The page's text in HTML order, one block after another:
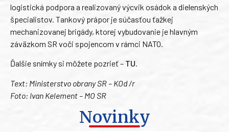
logistická podpora a realizovaný výcvik osádok a dielenských
špecialistov. Tankový prápor je súčasťou ťažkej
mechanizovanej brigády, ktorej vybudovanie je hlavným
záväzkom SR voči spojencom v rámci NATO.
Ďalšie snímky si môžete pozrieť – TU.
Text: Ministerstvo obrany SR – KOd /r
Foto: Ivan Kelement – MO SR
Novinky